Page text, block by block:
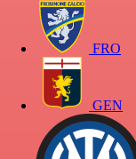
FRO
GEN